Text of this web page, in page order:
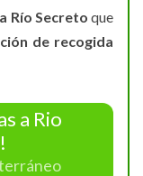
Río Secreto que
de recogida
a Rio